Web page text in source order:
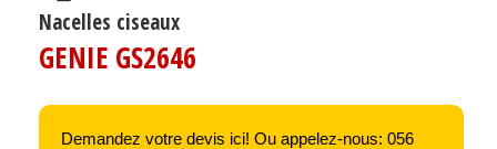
Nacelles ciseaux
GENIE GS2646
Demandez votre devis ici! Ou appelez-nous: 056